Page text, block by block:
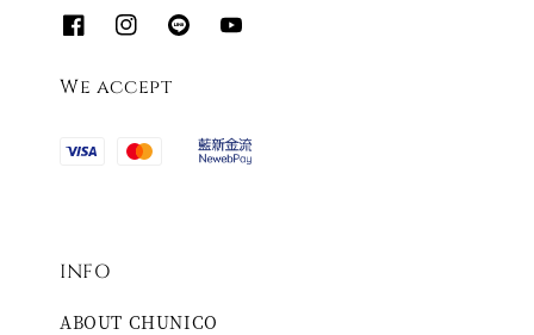
We accept
INFO
ABOUT CHUNICO